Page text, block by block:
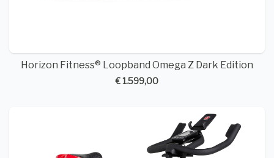
Horizon Fitness® Loopband Omega Z Dark Edition
€ 1.599,00